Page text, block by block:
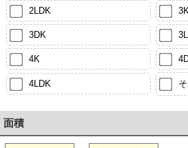
2LDK 3K
3DK
4K
4LDK
面積